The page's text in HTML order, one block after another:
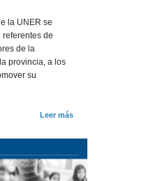
la UNER se
de
de la
provincia, a los
su
Leer más